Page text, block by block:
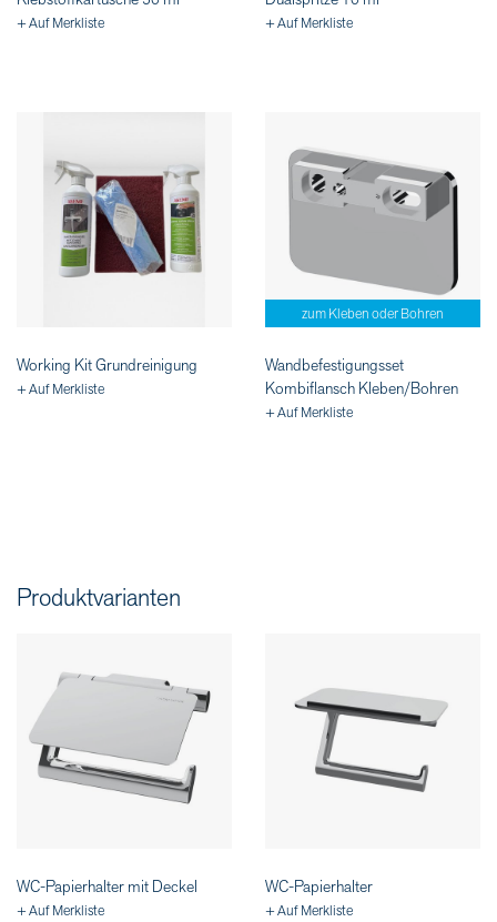
+ Auf Merkliste + Auf Merkliste
Working Kit Grundreinigung
+ Auf Merkliste
zum Kleben oder Bohren
Wandbefestigungsset
Kombiflansch Kleben/Bohren
+ Auf Merkliste
Produktvarianten
WC-Papierhalter mit Deckel
+ Auf Merkliste
WC-Papierhalter
+ Auf Merkliste